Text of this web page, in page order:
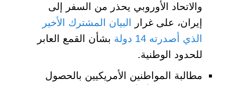
والاتحاد الأوروبي يحذر من السفر إلى
إيران، على غرار البيان المشترك الأخير
الذي أصدرته 14 دولة
بشأن القمع العابر
للحدود الوطنية.
مطالبة المواطنين الأمريكيين بالحصول